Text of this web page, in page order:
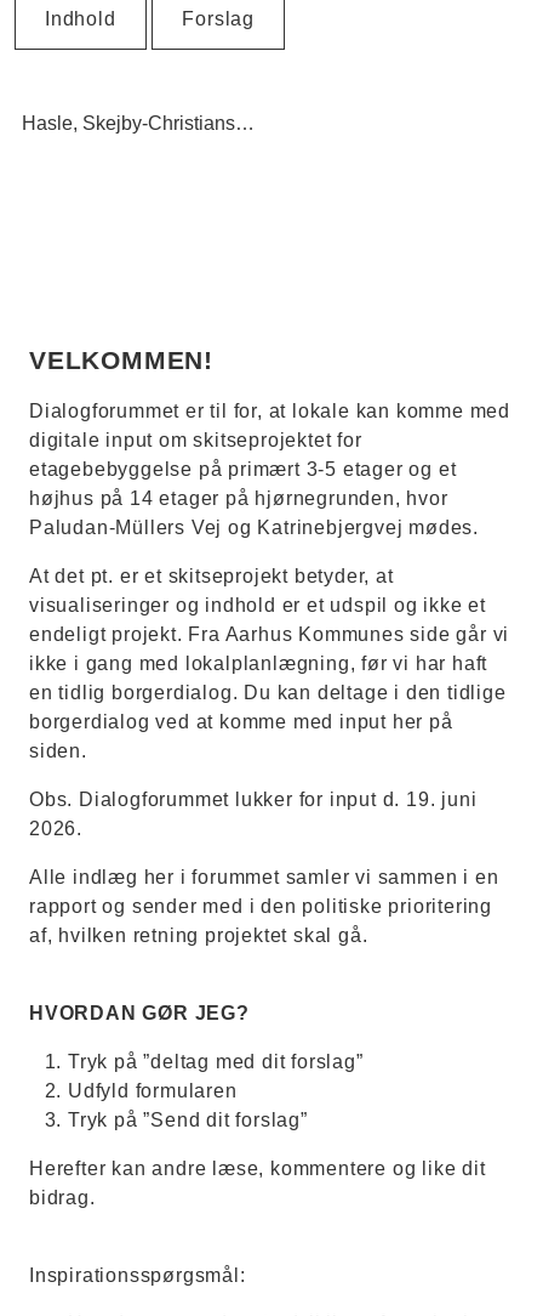
Indhold Forslag
Hasle Skejby-Christiansbjerg
VELKOMMEN!
Dialogforummet er til for, at lokale kan komme med
digitale input om skitseprojektet for
etagebebyggelse på primært 3-5 etager og et
højhus på 14 etager på hjørnegrunden, hvor
Paludan-Müllers Vej og Katrinebjergvej mødes.
At det pt. er et skitseprojekt betyder, at
visualiseringer og indhold er et udspil og ikke et
endeligt projekt. Fra Aarhus Kommunes side går vi
ikke i gang med lokalplanlægning, før vi har haft
en tidlig borgerdialog. Du kan deltage i den tidlige
borgerdialog ved at komme med input her på
siden.
Obs. Dialogforummet lukker for input d. 19. juni
2026.
Alle indlæg her i forummet samler vi sammen i en
rapport og sender med i den politiske prioritering
af, hvilken retning projektet skal gå.
HVORDAN GØR JEG?
Tryk på ”deltag med dit forslag”
Udfyld formularen
Tryk på ”Send dit forslag”
Herefter kan andre læse, kommentere og like dit
bidrag.
Inspirationsspørgsmål: